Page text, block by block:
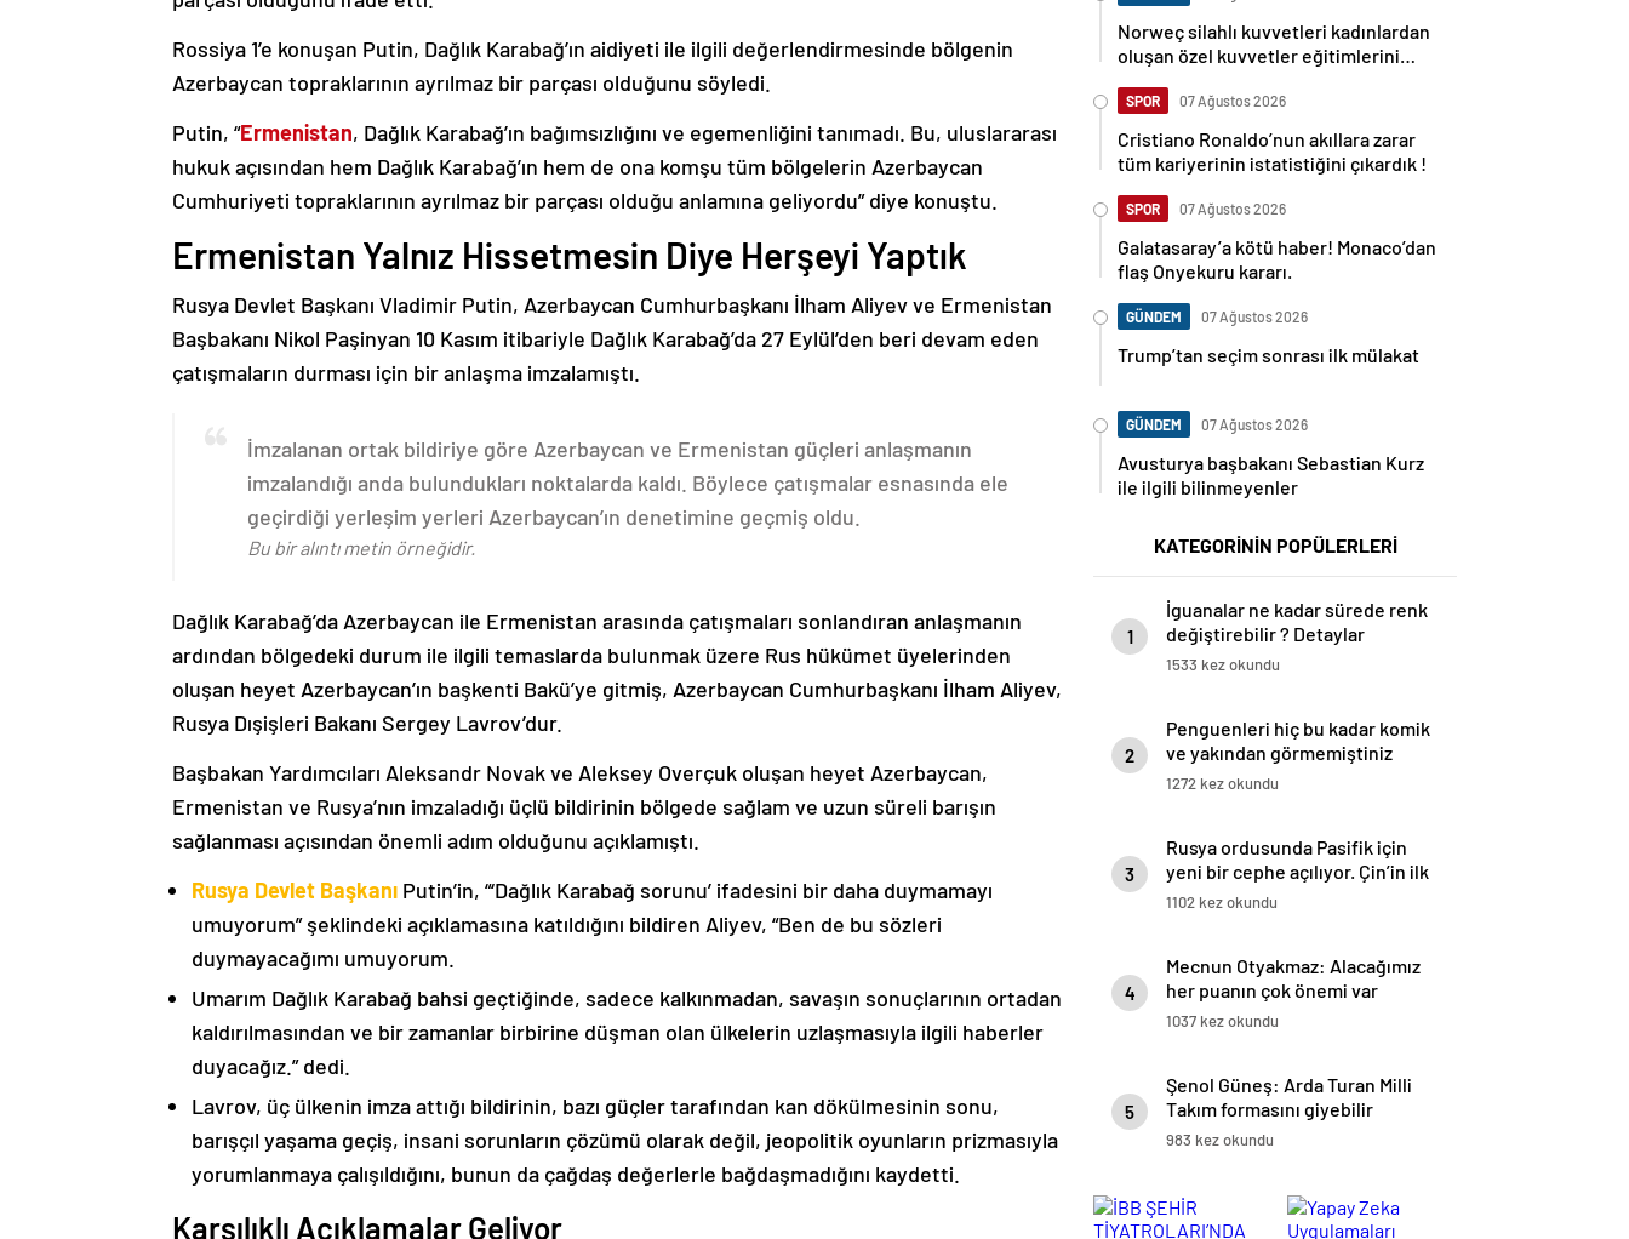
Rossiya 1’e konuşan Putin, Dağlık Karabağ’ın aidiyeti ile ilgili değerlendirmesinde bölgenin
Azerbaycan topraklarının ayrılmaz bir parçası olduğunu söyledi.
Putin, “Ermenistan, Dağlık Karabağ’ın bağımsızlığını ve egemenliğini tanımadı. Bu, uluslararası
hukuk açısından hem Dağlık Karabağ’ın hem de ona komşu tüm bölgelerin Azerbaycan
Cumhuriyeti topraklarının ayrılmaz bir parçası olduğu anlamına geliyordu” diye konuştu.
Ermenistan Yalnız Hissetmesin Diye Herşeyi Yaptık
Rusya Devlet Başkanı Vladimir Putin, Azerbaycan Cumhurbaşkanı İlham Aliyev ve Ermenistan
Başbakanı Nikol Paşinyan 10 Kasım itibariyle Dağlık Karabağ’da 27 Eylül’den beri devam eden
çatışmaların durması için bir anlaşma imzalamıştı.
İmzalanan ortak bildiriye göre Azerbaycan ve Ermenistan güçleri anlaşmanın
imzalandığı anda bulundukları noktalarda kaldı. Böylece çatışmalar esnasında ele
geçirdiği yerleşim yerleri Azerbaycan’ın denetimine geçmiş oldu.
Bu bir alıntı metin örneğidir.
Dağlık Karabağ’da Azerbaycan ile Ermenistan arasında çatışmaları sonlandıran anlaşmanın
ardından bölgedeki durum ile ilgili temaslarda bulunmak üzere Rus hükümet üyelerinden
oluşan heyet Azerbaycan’ın başkenti Bakü’ye gitmiş, Azerbaycan Cumhurbaşkanı İlham Aliyev,
Rusya Dışişleri Bakanı Sergey Lavrov’dur.
Başbakan Yardımcıları Aleksandr Novak ve Aleksey Overçuk oluşan heyet Azerbaycan,
Ermenistan ve Rusya’nın imzaladığı üçlü bildirinin bölgede sağlam ve uzun süreli barışın
sağlanması açısından önemli adım olduğunu açıklamıştı.
Rusya Devlet Başkanı Putin’in, “‘Dağlık Karabağ sorunu’ ifadesini bir daha duymamayı
umuyorum” şeklindeki açıklamasına katıldığını bildiren Aliyev, “Ben de bu sözleri
duymayacağımı umuyorum.
Umarım Dağlık Karabağ bahsi geçtiğinde, sadece kalkınmadan, savaşın sonuçlarının ortadan
kaldırılmasından ve bir zamanlar birbirine düşman olan ülkelerin uzlaşmasıyla ilgili haberler
duyacağız.” dedi.
Lavrov, üç ülkenin imza attığı bildirinin, bazı güçler tarafından kan dökülmesinin sonu,
barışçıl yaşama geçiş, insani sorunların çözümü olarak değil, jeopolitik oyunların prizmasıyla
yorumlanmaya çalışıldığını, bunun da çağdaş değerlerle bağdaşmadığını kaydetti.
Karşılıklı Açıklamalar Geliyor
Norweç silahlı kuvvetleri kadınlardan
oluşan özel kuvvetler eğitimlerini
SPOR 07 Ağustos 2026
Cristiano Ronaldo’nun akıllara zarar
tüm kariyerinin istatistiğini çıkardık !
SPOR 07 Ağustos 2026
Galatasaray’a kötü haber! Monaco’dan
flaş Onyekuru kararı.
GÜNDEM 07 Ağustos 2026
Trump’tan seçim sonrası ilk mülakat
GÜNDEM 07 Ağustos 2026
Avusturya başbakanı Sebastian Kurz
ile ilgili bilinmeyenler
KATEGORİNİN POPÜLERLERİ
1
İguanalar ne kadar sürede renk
değiştirebilir ? Detaylar
burada…
1533 kez okundu
2
Penguenleri hiç bu kadar komik
ve yakından görmemiştiniz
1272 kez okundu
3
Rusya ordusunda Pasifik için
yeni bir cephe açılıyor. Çin’in ilk
tepkisi!
1102 kez okundu
4
Mecnun Otyakmaz: Alacağımız
her puanın çok önemi var
1037 kez okundu
5
Şenol Güneş: Arda Turan Milli
Takım formasını giyebilir
983 kez okundu